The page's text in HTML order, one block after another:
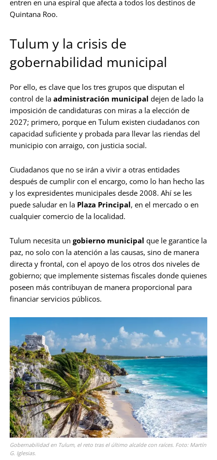
entren en una espiral que afecta a todos los destinos de
Quintana Roo.
Tulum y la crisis de
gobernabilidad municipal
Por ello, es clave que los tres grupos que disputan el
control de la administración municipal dejen de lado la
imposición de candidaturas con miras a la elección de
2027; primero, porque en Tulum existen ciudadanos con
capacidad suficiente y probada para llevar las riendas del
municipio con arraigo, con justicia social.
Ciudadanos que no se irán a vivir a otras entidades
después de cumplir con el encargo, como lo han hecho las
y los expresidentes municipales desde 2008. Ahí se les
puede saludar en la Plaza Principal, en el mercado o en
cualquier comercio de la localidad.
Tulum necesita un gobierno municipal que le garantice la
paz, no solo con la atención a las causas, sino de manera
directa y frontal, con el apoyo de los otros dos niveles de
gobierno; que implemente sistemas fiscales donde quienes
poseen más contribuyan de manera proporcional para
financiar servicios públicos.
Gobernabilidad en Tulum, el reto tras el último alcalde con raíces. Foto: Martín
G. Iglesias.